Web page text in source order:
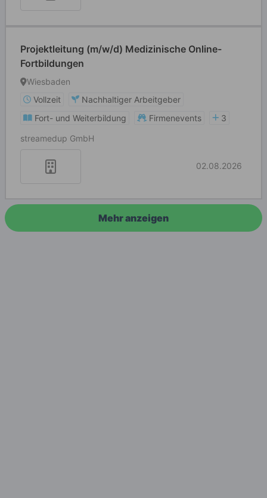
Projektleitung (m/w/d) Medizinische Online-
Fortbildungen
Wiesbaden
Vollzeit
Nachhaltiger Arbeitgeber
Fort- und Weiterbildung
Firmenevents
3
streamedup GmbH
02.08.2026
Mehr anzeigen